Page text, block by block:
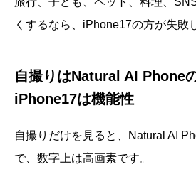
くするなら、iPhone17の方が失敗
自撮りはNatural AI Phone
iPhone17は機能性
自撮りだけを見ると、Natural AI
で、数字上は高画素です。